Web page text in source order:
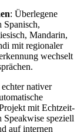
: Überlegene
Spanisch,
Mandarin,
mit regionaler
wechselt
nativer
mit Echtzeit-
Speakwise speziell
auf internen